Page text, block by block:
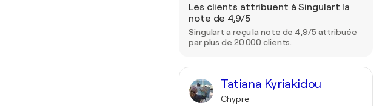
Les clients attribuent à Singulart la
note de 4,9/5
Singulart a reçu la note de 4,9/5 attribuée
par plus de 20 000 clients.
Tatiana Kyriakidou
Chypre